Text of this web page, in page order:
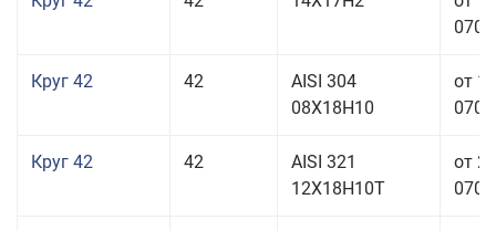
Круг 42 42
AISI 304
08Х18Н10
от
Круг 42 42
AISI 321
12Х18Н10Т
от